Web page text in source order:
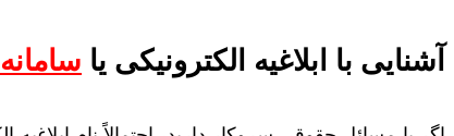
آشنایی با ابلاغیه الکترونیکی یا سامانه